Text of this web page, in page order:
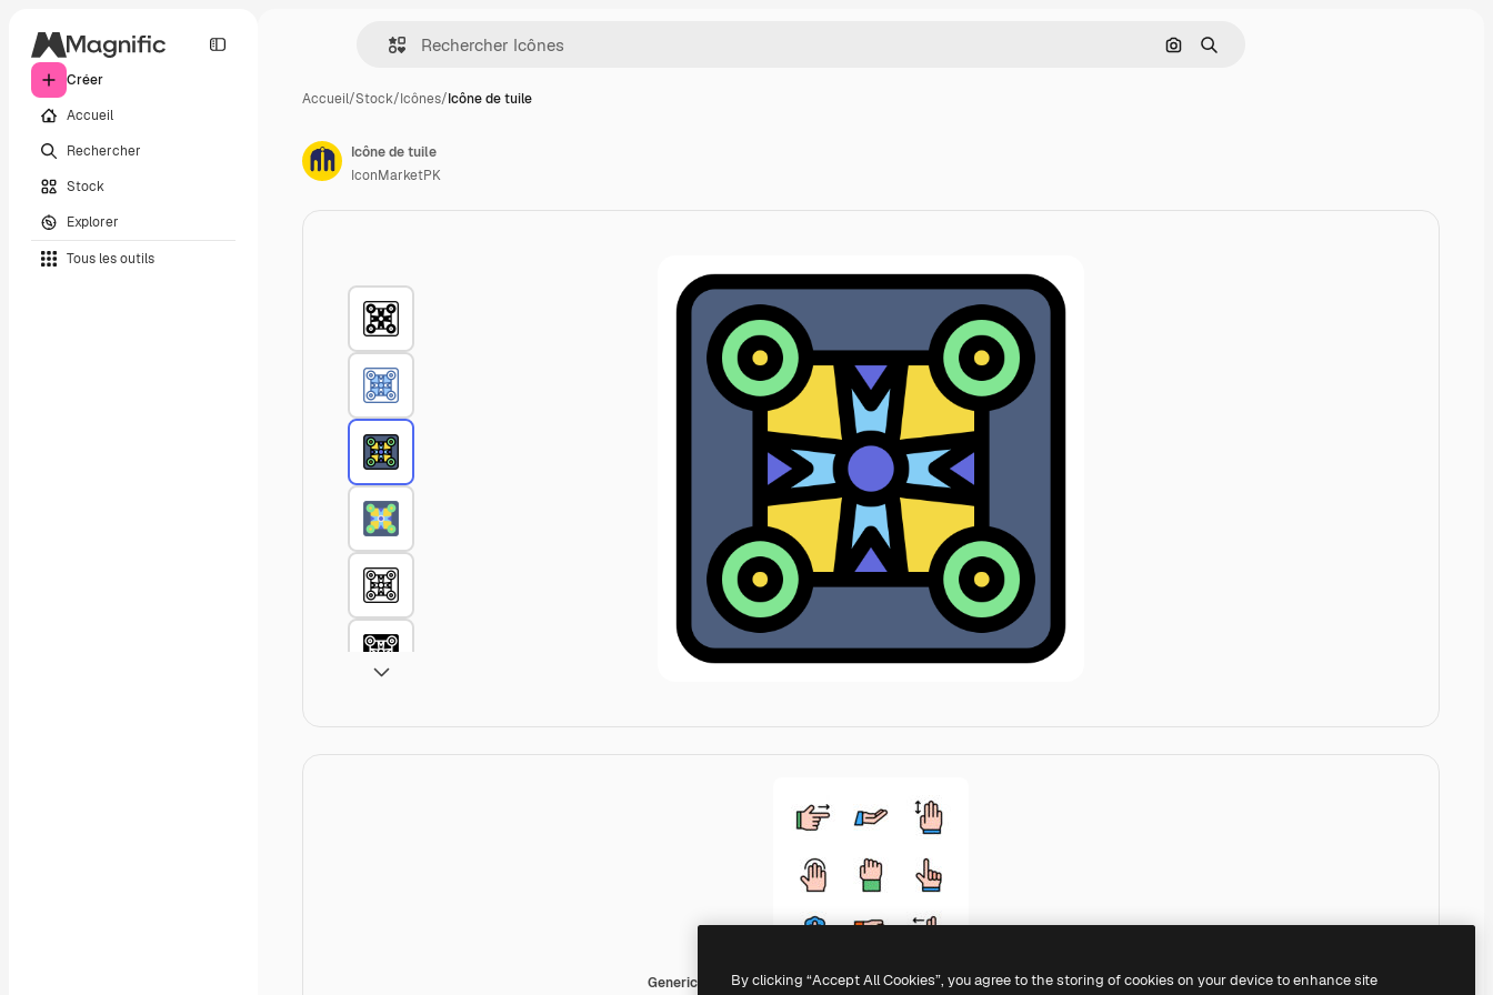
Créer
Accueil
Rechercher
Stock
Explorer
Tous les outils
Rechercher par image
Rechercher
Accueil/Stock/Icônes/Icône de tuile
Generic color lineal-color
Icône de tuile
IconMarketPK
By clicking “Accept All Cookies”, you agree to the storing of cookies on your device to enhance site